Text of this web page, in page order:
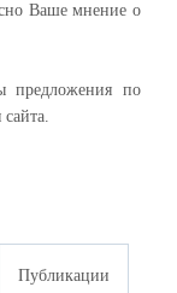
Ваше мнение о
предложения по
Публикации